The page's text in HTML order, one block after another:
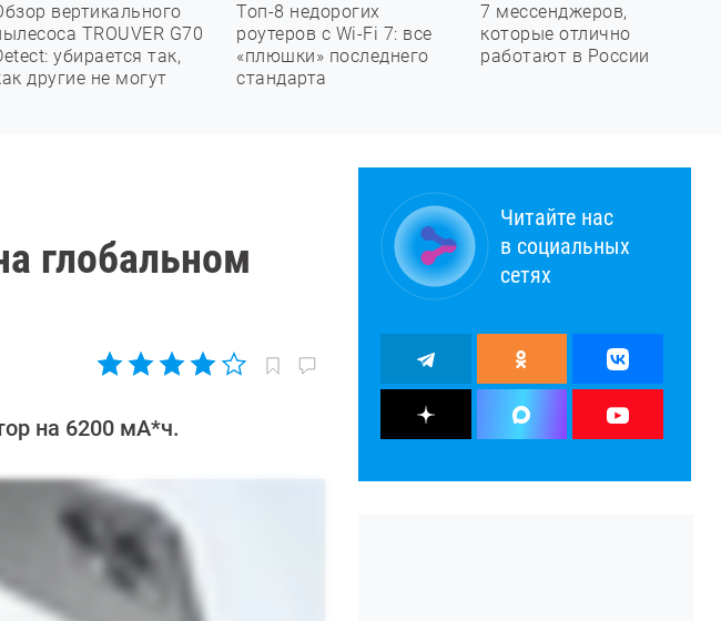
вертикального
TROUVER G70
убирается так,
другие не могут
Топ-8 недорогих
роутеров с Wi-Fi 7: все
«плюшки» последнего
стандарта
7 мессенджеров,
которые отлично
работают в России
глобальном
на 6200 мА*ч.
Читайте нас
в социальных
сетях